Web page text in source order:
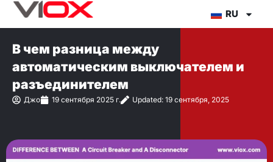
Перейти
RU
В чем разница между
автоматическим выключателем и
разъединителем
Джо 19 сентября 2025 г. Updated: 19 сентября, 2025